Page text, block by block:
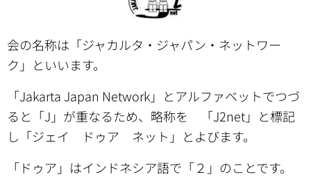
会の名称は「ジャカルタ・ジャパン・ネットワー
ク」といいます。
「Jakarta Japan Network」とアルファベットでつづ
ると「J」が重なるため、略称を 「J2net」と標記
し「ジェイ ドゥア ネット」とよびます。
「ドゥア」はインドネシア語で「２」のことです。